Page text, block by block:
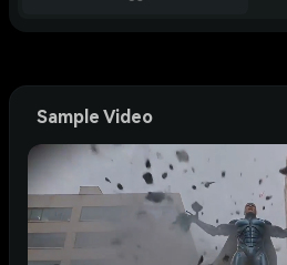
Sample Video